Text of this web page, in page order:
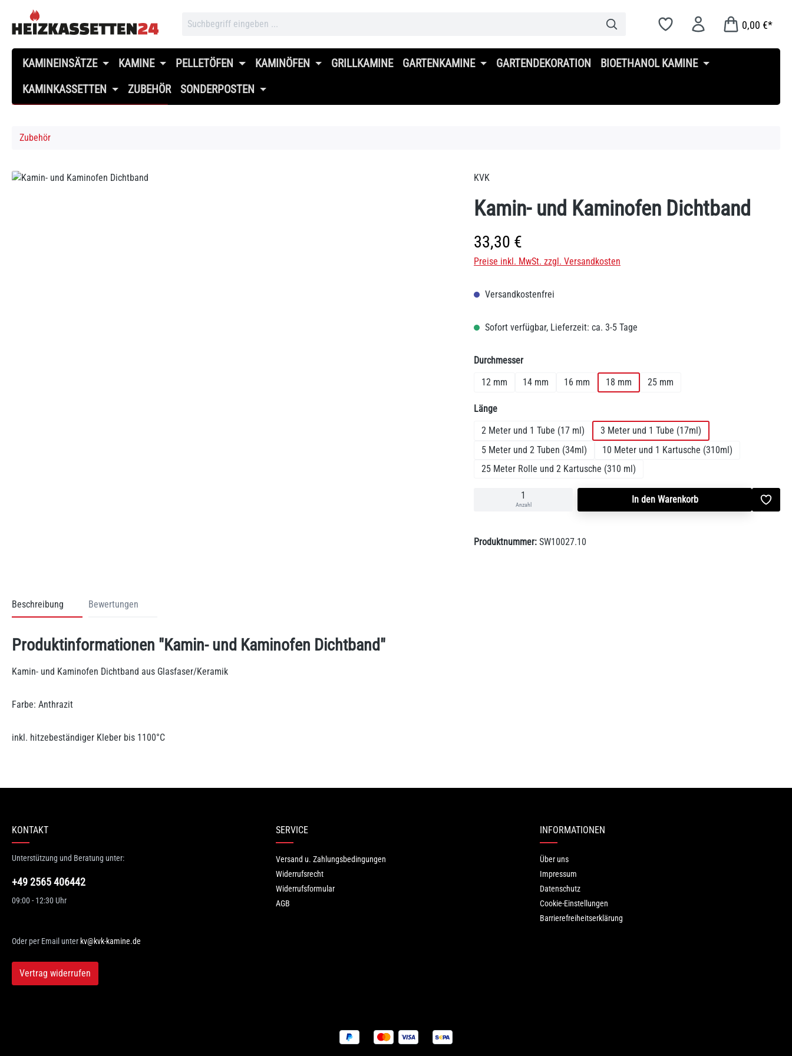
Hauptinhalt springen
Zur Suche springen
Zur Hauptnavigation springen
0,00 €*
KAMINEINSÄTZE KAMINE PELLETÖFEN KAMINÖFEN GRILLKAMINE GARTENKAMINE GARTENDEKORATION
BIOETHANOL KAMINE
KAMINKASSETTEN
ZUBEHÖR SONDERPOSTEN
Zubehör
Bildergalerie überspringen KVK
Kamin- und Kaminofen Dichtband
Regulärer Preis:
33,30 €
Preise inkl. MwSt. zzgl. Versandkosten
Versandkostenfrei
Sofort verfügbar, Lieferzeit: ca. 3-5 Tage
Durchmesserauswählen
12 mm
14 mm 16 mm 18 mm 25 mm
Längeauswählen
2 Meter und 1 Tube (17 ml)
3 Meter und 1 Tube (17ml)
5 Meter und 2 Tuben (34ml)
10 Meter und 1 Kartusche (310ml)
25 Meter Rolle und 2 Kartusche (310 ml)
Anzahl In den Warenkorb
Produktnummer: SW10027.10
Beschreibung Bewertungen
Produktinformationen "Kamin- und Kaminofen Dichtband"
Kamin- und Kaminofen Dichtband aus Glasfaser/Keramik
Farbe: Anthrazit
inkl. hitzebeständiger Kleber bis 1100°C
Sie Ihre Erfahrungen mit anderen Kunden.
KONTAKT
Unterstützung und Beratung unter:
+49 2565 406442
09:00 - 12:30 Uhr
Oder per Email unter kv@kvk-kamine.de
Vertrag widerrufen
SERVICE
Versand u. Zahlungsbedingungen
Widerrufsrecht
Widerrufsformular
AGB
INFORMATIONEN
Über uns
Impressum
Datenschutz
Cookie-Einstellungen
Barrierefreiheitserklärung